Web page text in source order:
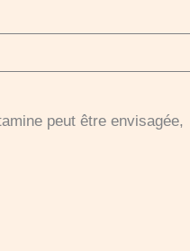
peut être envisagée,